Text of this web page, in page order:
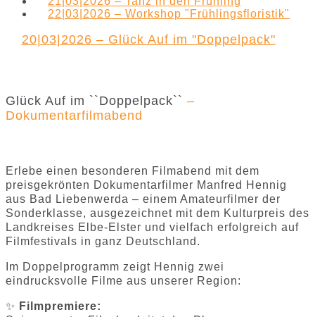
22|03|2026 – Workshop "Frühlingsfloristik"
20|03|2026 – Glück Auf im "Doppelpack"
Glück Auf im ``Doppelpack`` –
Dokumentarfilmabend
Erlebe einen besonderen Filmabend mit dem
preisgekrönten Dokumentarfilmer Manfred Hennig
aus Bad Liebenwerda – einem Amateurfilmer der
Sonderklasse, ausgezeichnet mit dem Kulturpreis des
Landkreises Elbe-Elster und vielfach erfolgreich auf
Filmfestivals in ganz Deutschland.
Im Doppelprogramm zeigt Hennig zwei
eindrucksvolle Filme aus unserer Region:
✨ Filmpremiere: